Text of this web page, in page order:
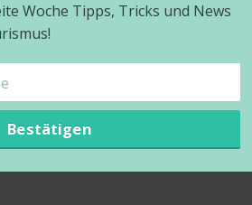
Woche Tipps, Tricks und News
Bestätigen